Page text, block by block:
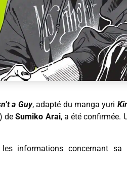
a Guy, adapté du manga yuri
deSumiko Arai, a été confirmée.
informations concernant sa